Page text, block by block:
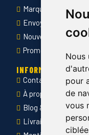
Nous
pour
de
vous
Marquage des
Envoyer Mandats
Nouveautés
Promotions
INFORMATIONS
Contact
À propos de Côté
Blog & conseils
Livraison & retour